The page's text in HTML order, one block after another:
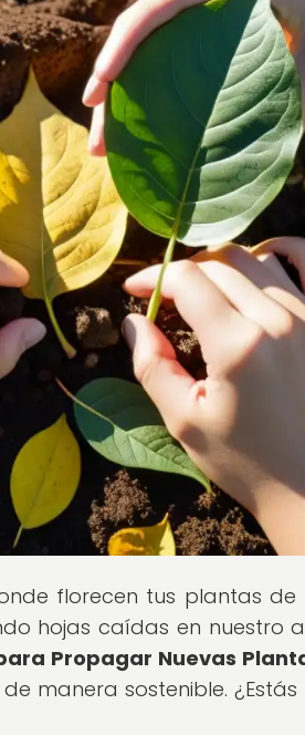
florecen tus plantas
hojas caídas en nuestro
Propagar Nuevas
manera sostenible.